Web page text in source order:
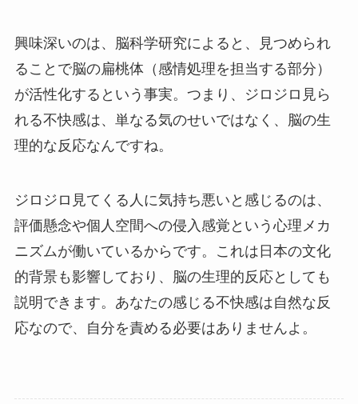
興味深いのは、脳科学研究によると、見つめられ
ることで脳の扁桃体（感情処理を担当する部分）
が活性化するという事実。つまり、ジロジロ見ら
れる不快感は、単なる気のせいではなく、脳の生
理的な反応なんですね。
ジロジロ見てくる人に気持ち悪いと感じるのは、
評価懸念や個人空間への侵入感覚という心理メカ
ニズムが働いているからです。これは日本の文化
的背景も影響しており、脳の生理的反応としても
説明できます。あなたの感じる不快感は自然な反
応なので、自分を責める必要はありませんよ。